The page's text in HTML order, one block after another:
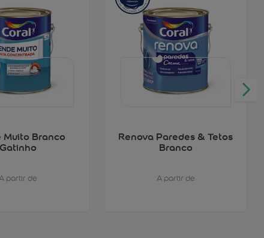
Muito Branco
Gatinho
partir de
Renova Paredes & Tetos
Branco
A partir de